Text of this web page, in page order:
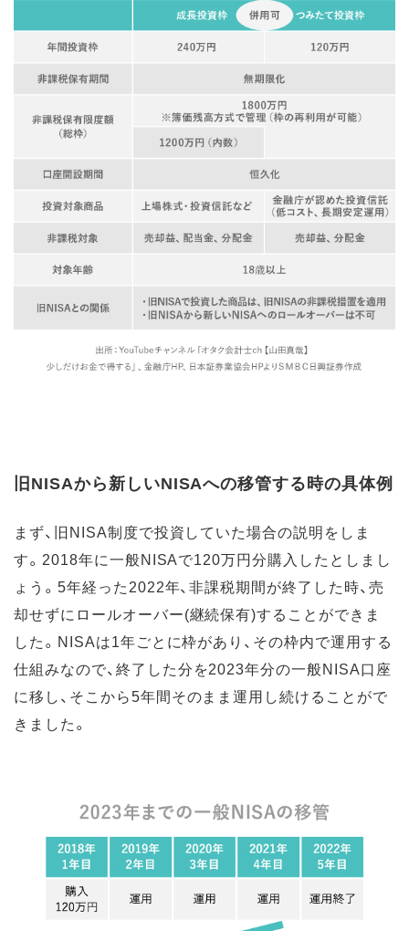
旧NISAから新しいNISAへの移管する時の具体例
まず、旧NISA制度で投資していた場合の説明をしま
す。2018年に一般NISAで120万円分購入したとしまし
ょう。5年経った2022年、非課税期間が終了した時、売
却せずにロールオーバー(継続保有)することができま
した。NISAは1年ごとに枠があり、その枠内で運用する
仕組みなので、終了した分を2023年分の一般NISA口座
に移し、そこから5年間そのまま運用し続けることがで
きました。